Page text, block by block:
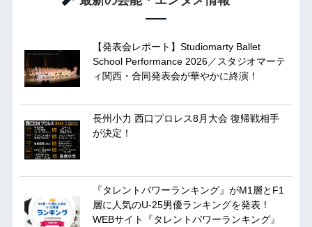
【発表会レポート】Studiomarty Ballet
School Performance 2026／スタジオマーテ
ィ関西・合同発表会が華やかに終演！
長州小力 西口プロレス8月大会 復帰戦相手
が決定！
『タレントパワーランキング』がM1層とF1
層に人気のU-25男優ランキングを発表！
WEBサイト『タレントパワーランキング』